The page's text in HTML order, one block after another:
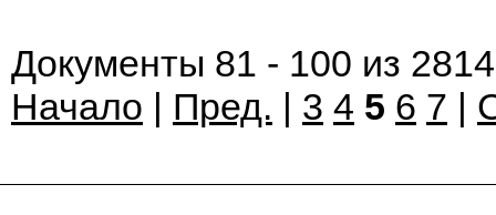
Документы 81 - 100 из 2814
Начало | Пред. | 3 4 5 6 7 |